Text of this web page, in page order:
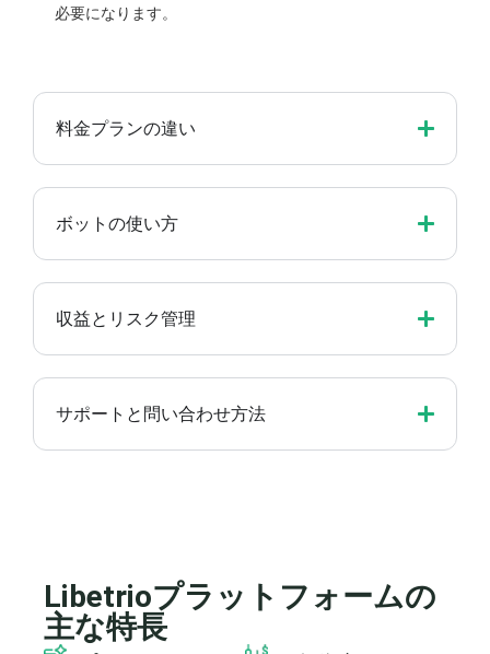
必要になります。
料金プランの違い
ボットの使い方
収益とリスク管理
サポートと問い合わせ方法
Libetrioプラットフォームの
主な特長